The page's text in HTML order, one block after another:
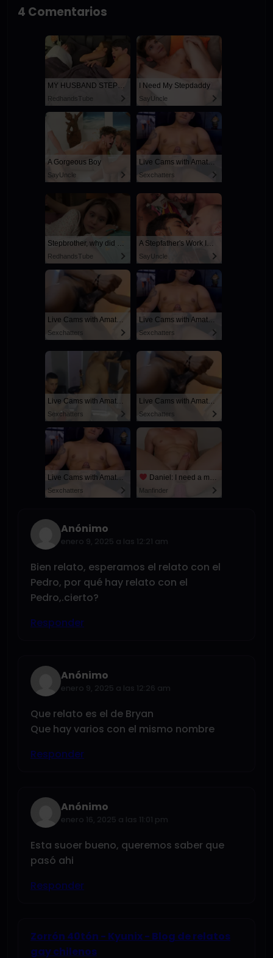
4 Comentarios
MY HUSBAND STEPSON MISTAKENLY GIVES ME IN THE ASS
RedhandsTube
I Need My Stepdaddy
SayUncle
A Gorgeous Boy
SayUncle
Live Cams with Amateur Men
Sexchatters
Stepbrother, why did you show me your dick? Now I want to fuck you with my wet pussy
RedhandsTube
A Stepfather's Work Is Never Done
SayUncle
Live Cams with Amateur Men
Sexchatters
Live Cams with Amateur Men
Sexchatters
Live Cams with Amateur Men
Sexchatters
Live Cams with Amateur Men
Sexchatters
Live Cams with Amateur Men
Sexchatters
Daniel: I need a man for a spicy night...
Manfinder
Anónimo
enero 9, 2025 a las 12:21 am
Bien relato, esperamos el relato con el
Pedro, por qué hay relato con el
Pedro,.cierto?
Responder
Anónimo
enero 9, 2025 a las 12:26 am
Que relato es el de Bryan
Que hay varios con el mismo nombre
Responder
Anónimo
enero 16, 2025 a las 11:01 pm
Esta suoer bueno, queremos saber que
pasó ahi
Responder
Zorrón 40tón - Kyunix - Blog de relatos
gay chilenos